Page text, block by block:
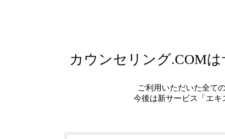
カウンセリング.COM
ご利用いただいた全て
今後は新サービス「エ